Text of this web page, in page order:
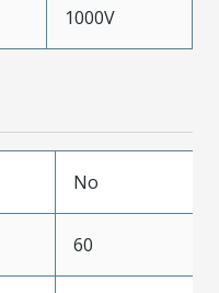
1000V
No
60